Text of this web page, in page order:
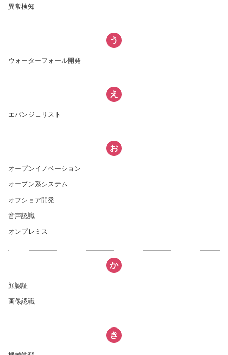
異常検知
う
ウォーターフォール開発
え
エバンジェリスト
お
オープンイノベーション
オープン系システム
オフショア開発
音声認識
オンプレミス
か
顔認証
画像認識
き